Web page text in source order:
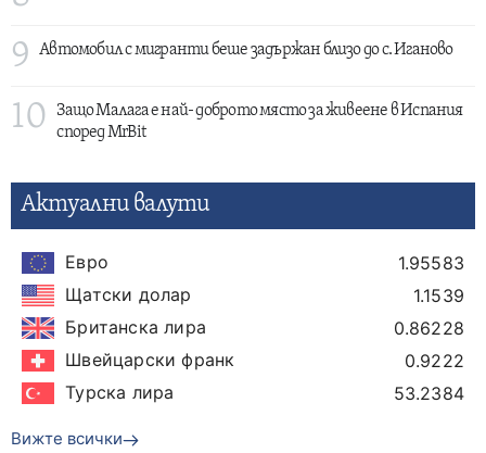
9 Автомобил с мигранти беше задържан близо до с. Иганово
10
Защо Малага е най- доброто място за живеене в Испания
според MrBit
Актуални валути
Евро
1.95583
Щатски долар
1.1539
Британска лира
0.86228
Швейцарски франк
0.9222
Турска лира
53.2384
Вижте всички